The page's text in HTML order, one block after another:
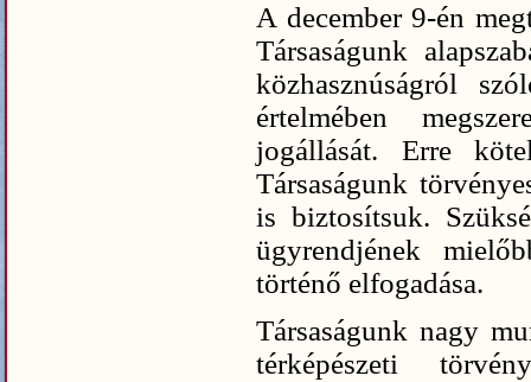
A december 9-én
Társaságunk
közhasznúságról
értelmében
jogállását. Erre
Társaságunk
is biztosítsuk.
ügyrendjének
történő elfogadása.
Társaságunk nagy
térképészeti